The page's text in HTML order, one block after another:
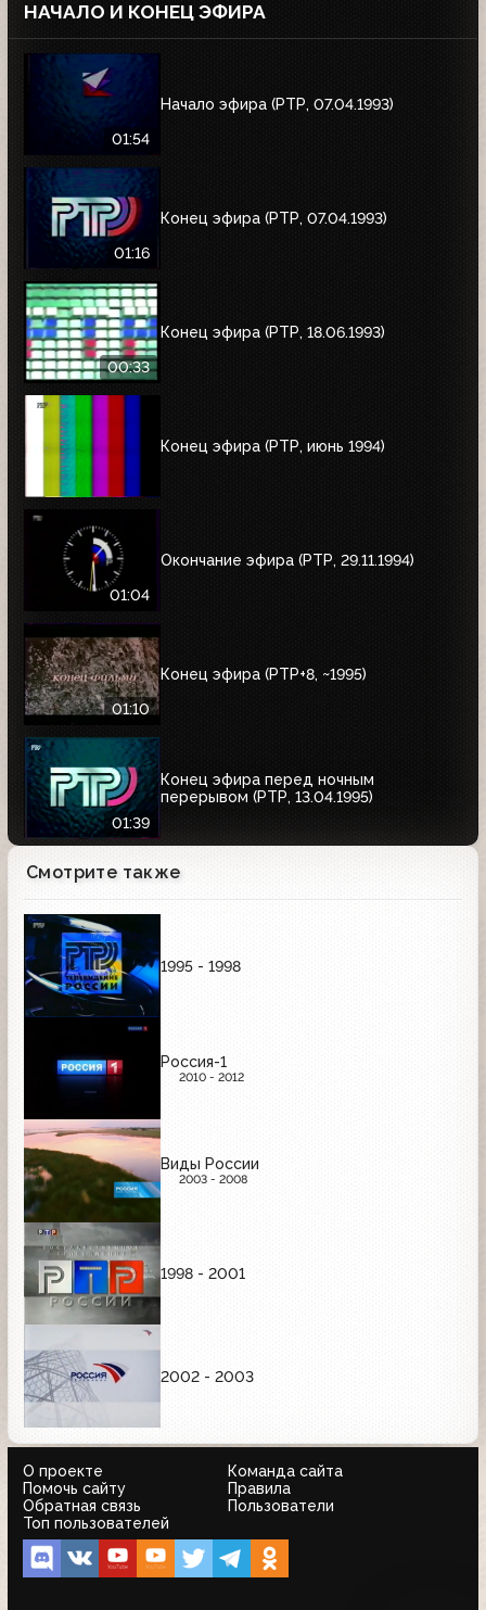
НАЧАЛО И КОНЕЦ ЭФИРА
01:54
Начало эфира (РТР, 07.04.1993)
01:16
Конец эфира (РТР, 07.04.1993)
00:33
Конец эфира (РТР, 18.06.1993)
Конец эфира (РТР, июнь 1994)
01:04
Окончание эфира (РТР, 29.11.1994)
01:10
Конец эфира (РТР+8, ~1995)
01:39
Конец эфира перед ночным
перерывом (РТР, 13.04.1995)
Смотрите также
1995 - 1998
Россия-1
2010 - 2012
Виды России
2003 - 2008
1998 - 2001
2002 - 2003
О проекте
Команда сайта
Помочь сайту
Правила
Обратная связь
Пользователи
Топ пользователей